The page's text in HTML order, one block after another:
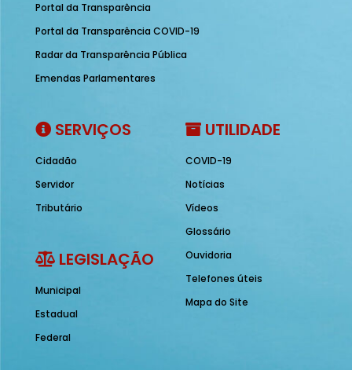
Portal da Transparência
Portal da Transparência COVID-19
Radar da Transparência Pública
Emendas Parlamentares
SERVIÇOS
Cidadão
Servidor
Tributário
LEGISLAÇÃO
Municipal
Estadual
Federal
UTILIDADE
COVID-19
Notícias
Vídeos
Glossário
Ouvidoria
Telefones úteis
Mapa do Site